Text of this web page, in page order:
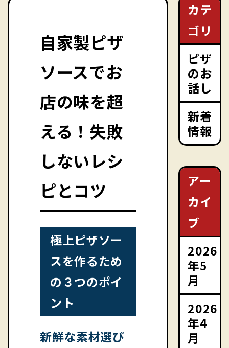
自家製ピザ
ソースでお
店の味を超
える！失敗
しないレシ
ピとコツ
極上ピザソー
スを作るため
の３つのポイ
ント
新鮮な素材選び
カテ
ゴリ
ピザ
のお
話し
新着
情報
アー
カイ
ブ
2026
年5
月
2026
年4
月